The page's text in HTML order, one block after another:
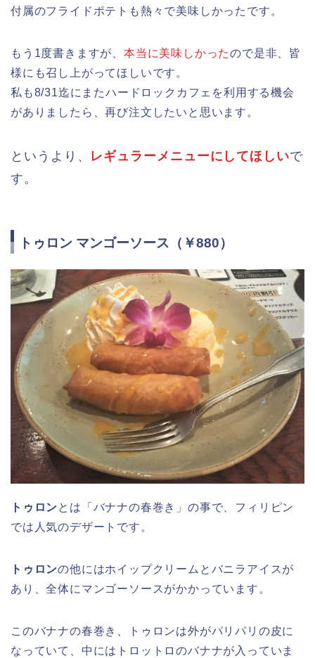
付属のフライドポテトも熱々で美味しかったです。
もう1度書きますが、 本当に美味しかったので是非、皆
様にも召し上がってほしいです。
私も8/31迄にまたハードロックカフェを利用する機会
がありましたら、再び注文したいと思います。
というより、 レギュラーメニューにしてほしいで
す。
トゥロン マンゴーソース（￥880）
トゥロンとは「バナナの春巻き」の事で、フィリピン
では人気のデザートです。
トゥロンの他にはホイップクリームとバニラアイスが
あり、全体にマンゴーソースがかかっています。
このバナナの春巻き、トゥロンは外がパリパリの皮に
なっていて、中にはトロットロのバナナが入っていま